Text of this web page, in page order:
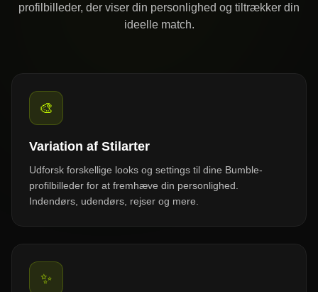
profilbilleder, der viser din personlighed og tiltrækker din
ideelle match.
🎨
Variation af Stilarter
Udforsk forskellige looks og settings til dine Bumble-
profilbilleder for at fremhæve din personlighed.
Indendørs, udendørs, rejser og mere.
✨